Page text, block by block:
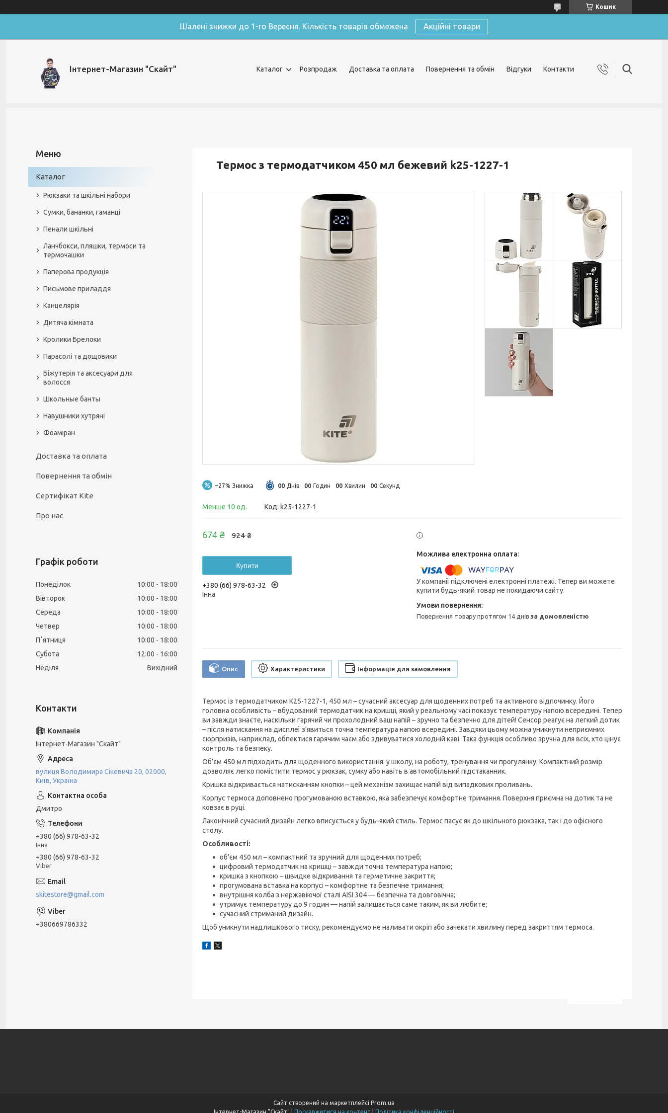
Кошик
Шалені знижки до 1-го Вересня. Кількість товарів обмежена Акційні товари
Інтернет-Магазин "Скайт" Каталог Розпродаж Доставка та оплата Повернення та обмін Відгуки Контакти
Термос з термодатчиком 450 мл бежевий k25-1227-1
–27% 00 Днів 00 Годин 00 Хвилин 00 Секунд
Менше 10 од. Код: k25-1227-1
924 ₴
674 ₴
Купити
+380 (66) 978-63-32
Інна
У компанії підключені електронні платежі. Тепер ви можете
купити будь-який товар не покидаючи сайту.
повернення товару протягом 14 днівза домовленістю
Опис Характеристики Інформація для замовлення
Термос із термодатчиком K25-1227-1, 450 мл – сучасний аксесуар для щоденних потреб та активного відпочинку. Його
головна особливість – вбудований термодатчик на кришці, який у реальному часі показує температуру напою всередині. Тепер
ви завжди знаєте, наскільки гарячий чи прохолодний ваш напій – зручно та безпечно для дітей! Сенсор реагує на легкий дотик
– після натискання на дисплеї з’явиться точна температура напою всередині. Завдяки цьому можна уникнути неприємних
сюрпризів, наприклад, обпектися гарячим чаєм або здивуватися холодній каві. Така функція особливо зручна для всіх, хто цінує
контроль та безпеку.
Об’єм 450 мл підходить для щоденного використання: у школу, на роботу, тренування чи прогулянку. Компактний розмір
дозволяє легко помістити термос у рюкзак, сумку або навіть в автомобільний підстаканник.
Кришка відкривається натисканням кнопки – цей механізм захищає напій від випадкових проливань.
Корпус термоса доповнено прогумованою вставкою, яка забезпечує комфортне тримання. Поверхня приємна на дотик та не
ковзає в руці.
Лаконічний сучасний дизайн легко вписується у будь-який стиль. Термос пасує як до шкільного рюкзака, так і до офісного
столу.
Особливості:
об’єм 450 мл – компактний та зручний для щоденних потреб;
цифровий термодатчик на кришці – завжди точна температура напою;
кришка з кнопкою – швидке відкривання та герметичне закриття;
прогумована вставка на корпусі – комфортне та безпечне тримання;
внутрішня колба з нержавіючої сталі AISI 304 — безпечна та довговічна;
утримує температуру до 9 годин — напій залишається саме таким, як ви любите;
сучасний стриманий дизайн.
Щоб уникнути надлишкового тиску, рекомендуємо не наливати окріп або зачекати хвилину перед закриттям термоса.
Каталог
Рюкзаки та шкільні набори
Сумки, бананки, гаманці
Пенали шкільні
Ланчбокси, пляшки, термоси та
термочашки
Паперова продукція
Письмове приладдя
Канцелярія
Дитяча кімната
Кролики Брелоки
Парасолі та дощовики
Біжутерія та аксесуари для
волосся
Школьные банты
Навушники хутряні
Фоаміран
Доставка та оплата
Повернення та обмін
Сертифікат Kite
Про нас
Графік роботи
Понеділок 10:00
18:00
Вівторок
10:00
18:00
Середа
10:00
18:00
Четвер
10:00
18:00
Пʼятниця
10:00
18:00
Субота
12:00
16:00
Неділя
Вихідний
Інтернет-Магазин "Скайт"
вулиця Володимира Сікевича 20, 02000,
Київ, Україна
Дмитро
+380 (66) 978-63-32
Інна
+380 (66) 978-63-32
Viber
skitestore@gmail.com
+380669786332
Сайт створений на маркетплейсі Prom.ua
Поскаржитися на контент Політика конфіденційності